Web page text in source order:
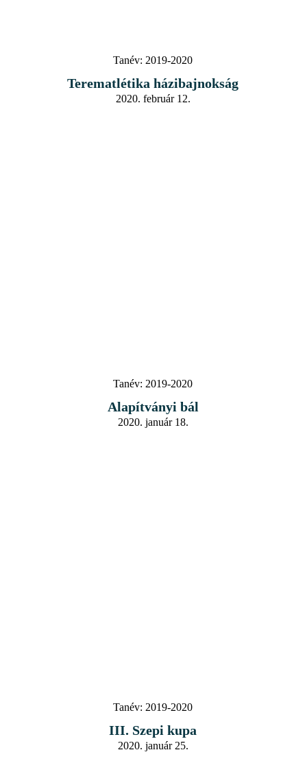
Tanév: 2019-2020
Terematlétika házibajnokság
2020. február 12.
Tanév: 2019-2020
Alapítványi bál
2020. január 18.
Tanév: 2019-2020
III. Szepi kupa
2020. január 25.